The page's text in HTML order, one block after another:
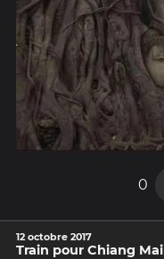
0
12 octobre 2017
Train pour Chiang Mai